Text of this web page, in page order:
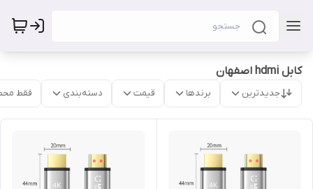
کابل hdmi اصفهان
جدیدترین برندها قیمت دسته‌بندی فقط